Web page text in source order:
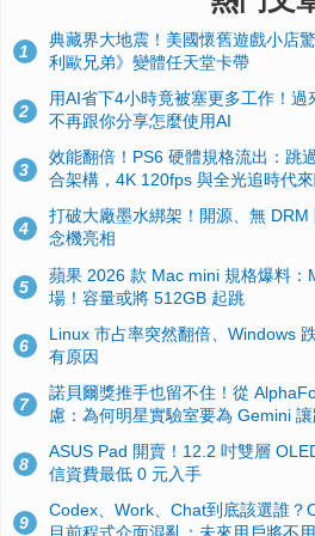
1
典藏界大地震！美國懷舊遊戲小店
利歐兄弟》變體任天堂卡帶
2
用AI省下4小時竟被塞更多工作！
不再跟你分享怎麼使用AI
3
效能翻倍！PS6 硬體規格流出：跳
合架構，4K 120fps 與全光追時代
4
打破大廠墨水綁架！開源、無
念機亮相
5
蘋果 2026 款 Mac mini 規格爆料：
場！容量或將 512GB 起跳
6
Linux 市占率突然翻倍、Windows
有原因
7
諾貝爾獎推手也留不住！從
慮：為何明星實驗室要為 Gemini 讓
8
ASUS Pad 開賣！12.2 吋雙層
信資費最低 0 元入手
9
Codex、Work、Chat到底該選誰？